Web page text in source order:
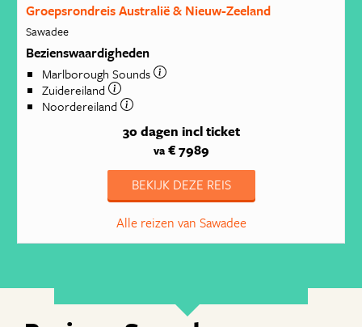
Groepsrondreis Australië & Nieuw-Zeeland
Sawadee
Bezienswaardigheden
Marlborough Sounds
Zuidereiland
Noordereiland
30 dagen incl ticket
va€ 7989
BEKIJK DEZE REIS
Alle reizen van Sawadee